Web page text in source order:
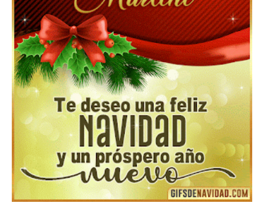
▷ Los Mejores Fondos de pantalla de feliz navidad
2022 📖